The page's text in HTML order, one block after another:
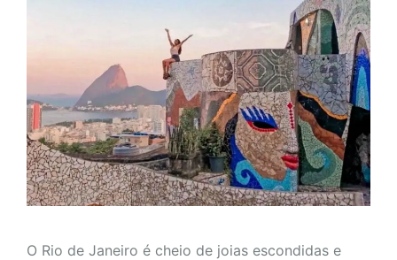
O Rio de Janeiro é cheio de joias escondidas e